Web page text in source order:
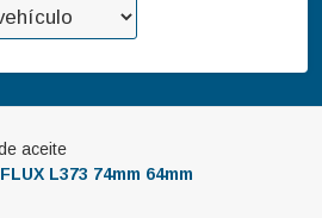
aceite
L373 74mm 64mm